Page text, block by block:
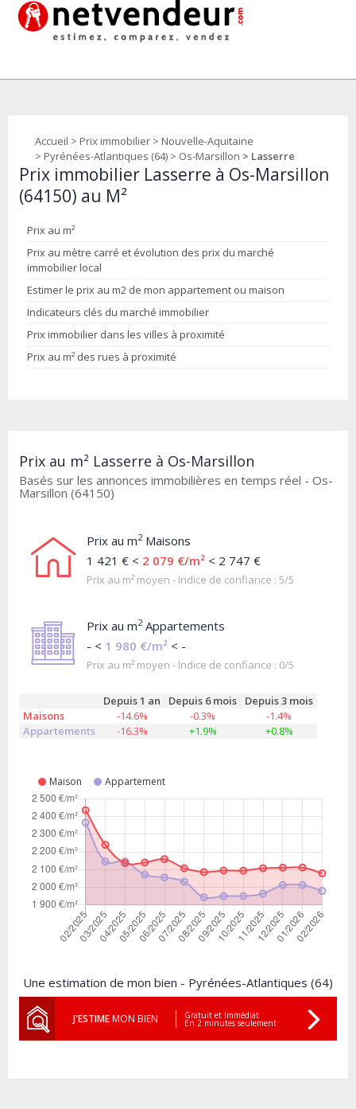
Accueil > Prix immobilier > Nouvelle-Aquitaine
> Pyrénées-Atlantiques (64) > Os-Marsillon > Lasserre
Prix immobilier Lasserre à Os-Marsillon
(64150) au M²
Prix au m²
Prix au mètre carré et évolution des prix du marché
immobilier local
Estimer le prix au m2 de mon appartement ou maison
Indicateurs clés du marché immobilier
Prix immobilier dans les villes à proximité
Prix au m² des rues à proximité
Prix au m² Lasserre à Os-Marsillon
Basés sur les annonces immobilières en temps réel - Os-
Marsillon (64150)
Prix au m2Maisons
1 421 € < 2 079 €/m² < 2 747 €
Prix au m² moyen - Indice de confiance : 5/5
Prix au m2Appartements
- < 1 980 €/m² < -
Prix au m² moyen - Indice de confiance : 0/5
Depuis 1 an Depuis 6 mois
Depuis 3 mois
Maisons
-14.6% -0.3%
-1.4%
Appartements
-16.3% +1.9% +0.8%
Maison Appartement
Une estimation de mon bien - Pyrénées-Atlantiques (64)
J'ESTIMEMON BIEN Gratuit et Immédiat
En 2 minutes seulement